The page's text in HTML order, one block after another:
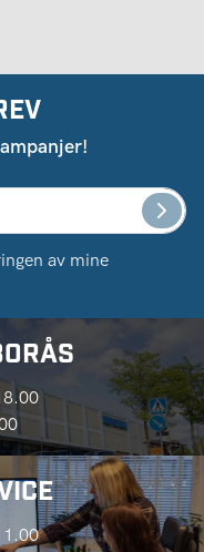
av mine